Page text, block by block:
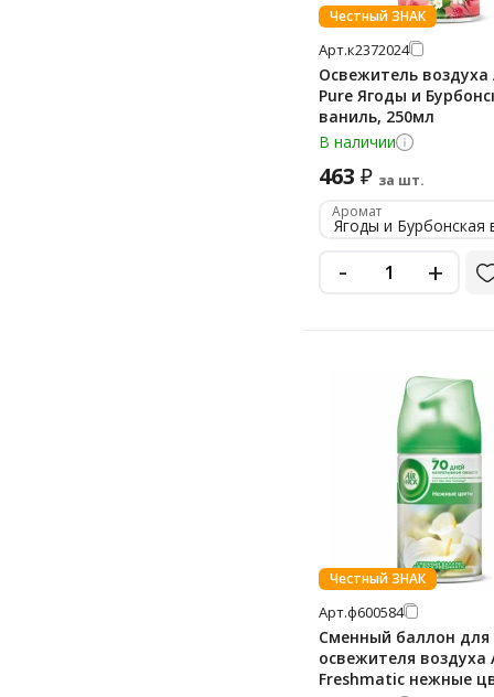
Честный ЗНАК
Арт.к2372024
Освежитель воздуха
Pure Ягоды и
ваниль, 250мл
В наличии
463 ₽ за шт.
Аромат
- +
Честный ЗНАК
Арт.ф600584
Сменный баллон для
освежителя воздуха
Freshmatic нежные